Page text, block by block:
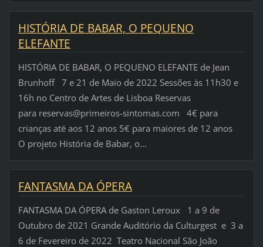
HISTÓRIA DE BABAR, O PEQUENO
ELEFANTE
HISTÓRIA DE BABAR, O PEQUENO ELEFANTE de Jean
Brunhoff 7 e 21 de Maio de 2022 Sessões às 11h30 e
16h no Centro de Artes de Lisboa Reservas
para reservas@primeiros-sintomas.com 4€ para
crianças até aos 12 anos 5€ para maiores de 12 anos
O projeto História de Babar, o...
FANTASMA DA ÓPERA
FANTASMA DA ÓPERA de Gaston Leroux 1 a 9 de
Outubro de 2021 Grande Auditório da Culturgest e 3 a
6 de Fevereiro de 2022 Teatro Nacional São João